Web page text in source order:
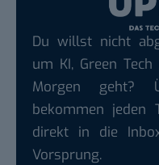
Du willst nicht
um KI, Green
Morgen geht?
bekommen jeden
direkt in die
Vorsprung.